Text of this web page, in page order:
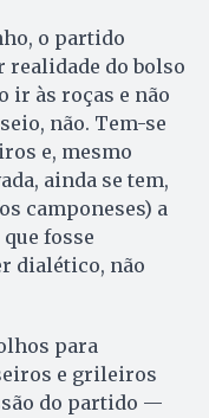
o partido
realidade do bolso
ir às roças e não
não. Tem-se
e, mesmo
ainda se tem,
camponeses) a
fosse
dialético, não
para
e grileiros
do partido —